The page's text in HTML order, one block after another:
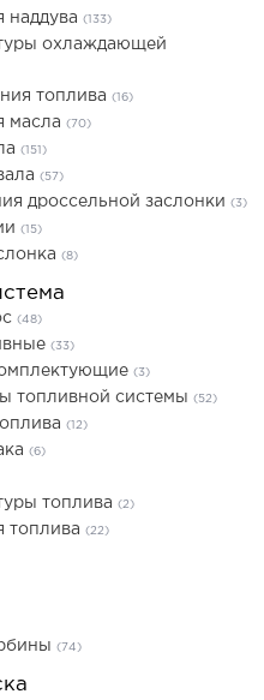
наддува (133)
охлаждающей
топлива (16)
масла (70)
(151)
(57)
дроссельной заслонки (3)
(15)
(8)
(48)
(33)
(3)
топливной системы (52)
(12)
(6)
топлива (2)
топлива (22)
(74)